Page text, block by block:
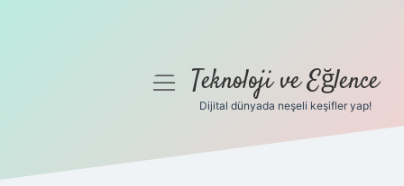
Gizlilik Politikası
menüyüTeknoloji ve Eğlence
Dijital dünyada neşeli keşifler yap!